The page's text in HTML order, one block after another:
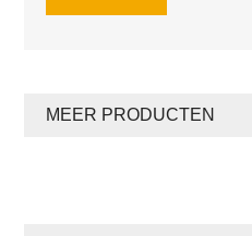
MEER PRODUCTEN